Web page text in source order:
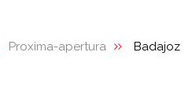
Proxima-apertura Badajoz